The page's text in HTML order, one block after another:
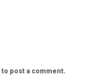
to post a comment.